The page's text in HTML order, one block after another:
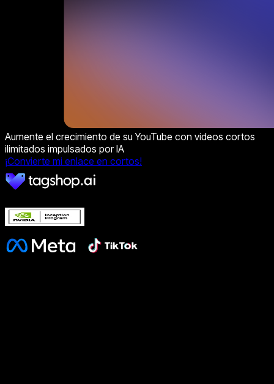
Aumente el crecimiento de su YouTube con videos cortos
ilimitados impulsados por IA
¡Convierte mi enlace en cortos!